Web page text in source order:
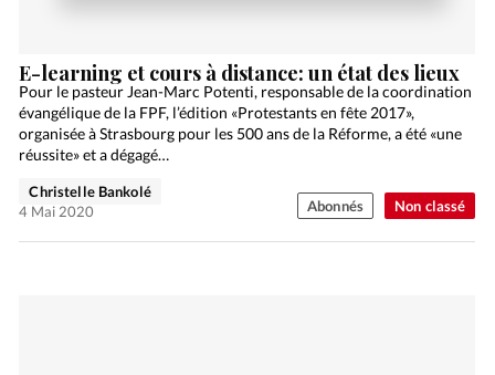
Non classé
E-learning et cours à distance: un état des lieux
Pour le pasteur Jean-Marc Potenti, responsable de la coordination
évangélique de la FPF, l’édition «Protestants en fête 2017»,
organisée à Strasbourg pour les 500 ans de la Réforme, a été «une
réussite» et a dégagé…
Christelle Bankolé
4 Mai 2020
Abonnés